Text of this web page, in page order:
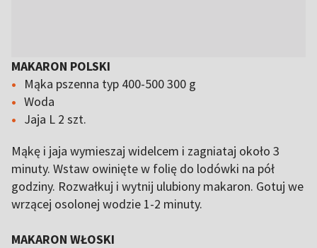
MAKARON POLSKI
Mąka pszenna typ 400-500 300 g
Woda
Jaja L 2 szt.
Mąkę i jaja wymieszaj widelcem i zagniataj około 3
minuty. Wstaw owinięte w folię do lodówki na pół
godziny. Rozwałkuj i wytnij ulubiony makaron. Gotuj we
wrzącej osolonej wodzie 1-2 minuty.
MAKARON WŁOSKI